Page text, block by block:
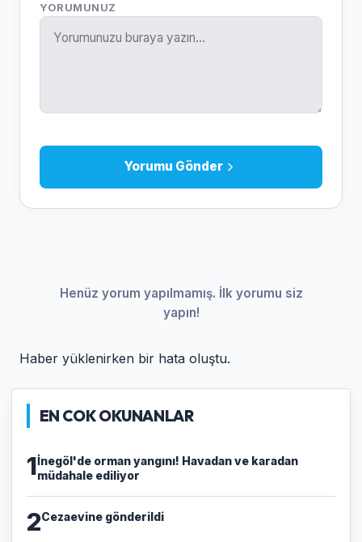
YORUMUNUZ
Yorumu Gönder
Henüz yorum yapılmamış. İlk yorumu siz
yapın!
Haber yüklenirken bir hata oluştu.
EN COK OKUNANLAR
1İnegöl'de orman yangını! Havadan ve karadan
müdahale ediliyor
2Cezaevine gönderildi